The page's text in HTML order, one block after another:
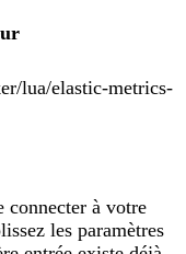
lua/elastic-metrics-
connecter à votre
les paramètres